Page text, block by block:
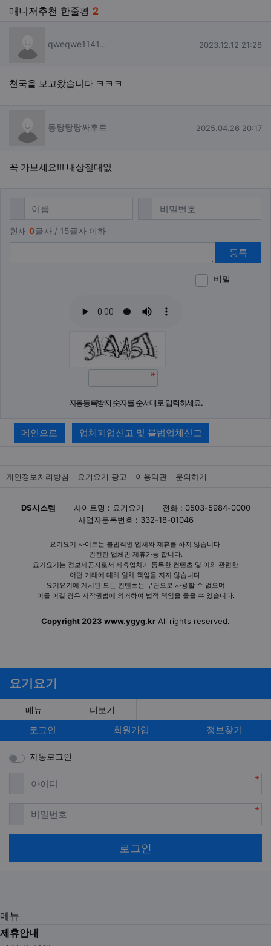
매니저추천 한줄평 2
qweqwe1141… 작성일
2023.12.12 21:28
천국을 보고왔습니다 ㅋㅋㅋ
동탕탕탕싸후르 작성일
2025.04.26 20:17
꼭 가보세요!!! 내상절대없
댓글쓰기
필수 비밀번호필수
현재 0글자 / 15글자 이하
등록
비밀
자동등록방지 숫자를 순서대로 입력하세요.
메인으로 업체폐업신고 및 불법업체신고
개인정보처리방침 요기요기 광고 이용약관 문의하기
DS시스템 사이트명 : 요기요기
전화 : 0503-5984-0000
사업자등록번호 : 332-18-01046
요기요기 사이트는 불법적인 업체와 제휴를 하지 않습니다.
건전한 업체만 제휴가능 합니다.
요기요기는 정보제공자로서 제휴업체가 등록한 컨텐츠 및 이와 관련한
어떤 거래에 대해 일체 책임을 지지 않습니다.
요기요기에 게시된 모든 컨텐츠는 무단으로 사용할 수 없으며
이를 어길 경우 저작권법에 의거하여 법적 책임을 물을 수 있습니다.
Copyright 2023 www.ygyg.kr All rights reserved.
요기요기
메뉴 더보기
로그인 회원가입 정보찾기
자동로그인
아이디필수
비밀번호필수
로그인
메뉴
제휴안내